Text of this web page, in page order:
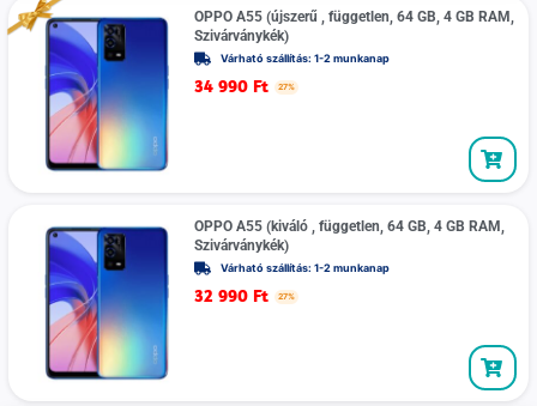
OPPO A55 (újszerű , független, 64 GB, 4 GB RAM,
Szivárványkék)
Várható szállítás: 1-2 munkanap
34 990 Ft 27%
OPPO A55 (kiváló , független, 64 GB, 4 GB RAM,
Szivárványkék)
Várható szállítás: 1-2 munkanap
32 990 Ft 27%